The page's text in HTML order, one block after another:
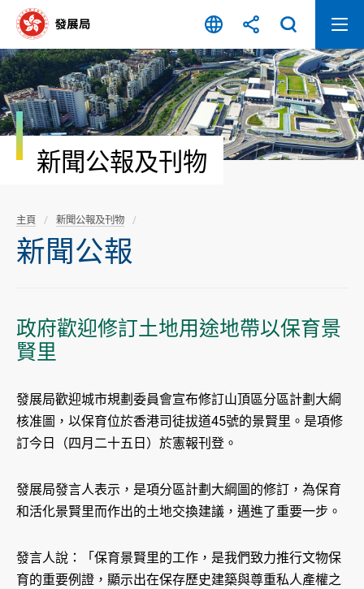
容
開
始
新聞公報及刊物
主頁 新聞公報及刊物
新聞公報
政府歡迎修訂土地用途地帶以保育景
賢里
發展局歡迎城市規劃委員會宣布修訂山頂區分區計劃大綱
核准圖，以保育位於香港司徒拔道45號的景賢里。是項修
訂今日（四月二十五日）於憲報刊登。
發展局發言人表示，是項分區計劃大綱圖的修訂，為保育
和活化景賢里而作出的土地交換建議，邁進了重要一步。
發言人說：「保育景賢里的工作，是我們致力推行文物保
育的重要例證，顯示出在保存歷史建築與尊重私人產權之